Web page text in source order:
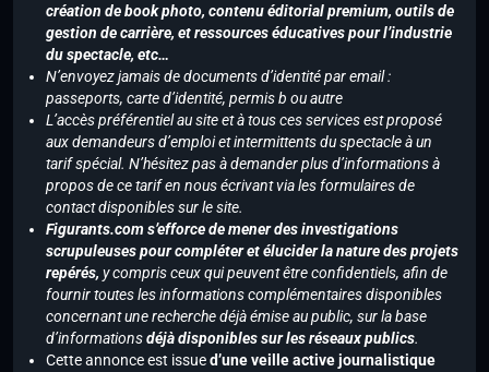
création de book photo, contenu éditorial premium, outils de
gestion de carrière, et ressources éducatives pour l’industrie
du spectacle, etc…
N’envoyez jamais de documents d’identité par email :
passeports, carte d’identité, permis b ou autre
L’accès préférentiel au site et à tous ces services est proposé
aux demandeurs d’emploi et intermittents du spectacle à un
tarif spécial. N’hésitez pas à demander plus d’informations à
propos de ce tarif en nous écrivant via les formulaires de
contact disponibles sur le site.
Figurants.com s’efforce de mener des investigations
scrupuleuses pour compléter et élucider la nature des projets
repérés, y compris ceux qui peuvent être confidentiels, afin de
fournir toutes les informations complémentaires disponibles
concernant une recherche déjà émise au public, sur la base
d’informationsdéjà disponibles sur les réseaux publics.
Cette annonce est issued’une veille active journalistique